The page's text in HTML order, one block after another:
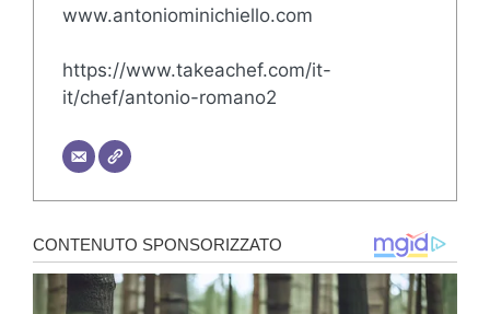
www.antoniominichiello.com
https://www.takeachef.com/it-
it/chef/antonio-romano2